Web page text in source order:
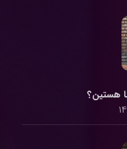
هستین؟